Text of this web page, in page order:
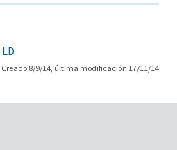
Creado 8/9/14, última modificación 17/11/14